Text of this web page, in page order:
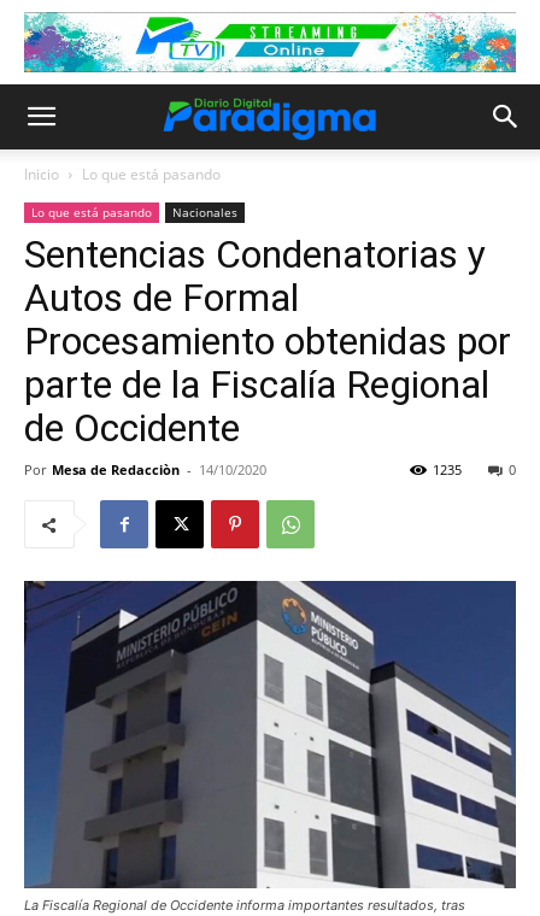
Inicio Lo que está pasando
Lo que está pasando Nacionales
Sentencias Condenatorias y
Autos de Formal
Procesamiento obtenidas por
parte de la Fiscalía Regional
de Occidente
Por Mesa de Redacciòn - 14/10/2020 0
1235
La Fiscalía Regional de Occidente informa importantes resultados, tras